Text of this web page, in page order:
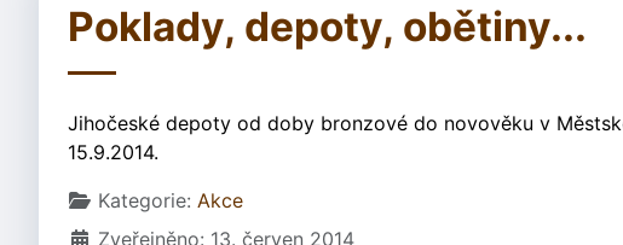
Poklady, depoty, obětiny...
Jihočeské depoty od doby bronzové do novověku v
15.9.2014.
Základní údaje
Kategorie: Akce
Zveřejněno: 13. červen 2014